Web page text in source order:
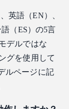
英語（EN）、
（ES）の5言
デルではな
グを使用して
ルページに記